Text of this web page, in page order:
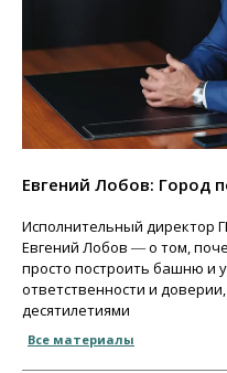
Евгений Лобов: Город
Исполнительный директор
Евгений Лобов ― о том,
просто построить башню и
ответственности и
десятилетиями
Все материалы